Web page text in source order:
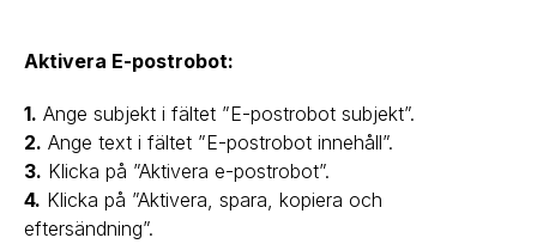
Aktivera E-postrobot:
1. Ange subjekt i fältet ”E-postrobot subjekt”.
2. Ange text i fältet ”E-postrobot innehåll”.
3. Klicka på ”Aktivera e-postrobot”.
4. Klicka på ”Aktivera, spara, kopiera och
eftersändning”.